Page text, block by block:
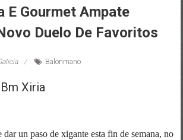
E Gourmet Ampate
Duelo De Favoritos
Balonmano
Xiria
dar un paso de xigante esta fin de semana, no